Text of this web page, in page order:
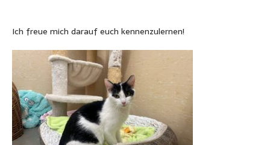
Ich freue mich darauf euch kennenzulernen!